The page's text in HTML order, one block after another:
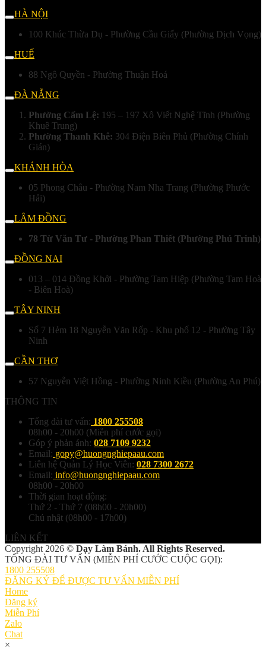
HÀ NỘI
100 Khúc Thừa Dụ - Phường Cầu Giấy (Phường Dịch Vọng)
HUẾ
88 Ngô Quyền - Phường Thuận Hoá
ĐÀ NẴNG
Phường Cẩm Lệ: 195 – 197 Xô Viết Nghệ Tĩnh (Phường
Khuê Trung)
Phường Thanh Khê: 304 Điện Biên Phủ (Phường Chính
Gián)
KHÁNH HÒA
05 Phong Châu - Phường Nam Nha Trang (Phường Phước
Hải)
LÂM ĐỒNG
78 Từ Văn Tư - Phường Phan Thiết (Phường Phú Trinh)
ĐỒNG NAI
013 – 014 Đồng Khởi - Phường Tam Hiệp (Phường Tam Hoà
- Biên Hoà)
TÂY NINH
Số 7 Hẻm 18 Nguyễn Văn Rốp - Khu phố 12 - Phường Tây
Ninh
CẦN THƠ
57 Nguyễn Việt Hồng - Phường Ninh Kiều (Phường An Phú)
THÔNG TIN
Tổng đài tư vấn: 1800 255508
08h00 - 20h00 (Miễn phí cước gọi)
Góp ý phản ánh: 028 7109 9232
Email: gopy@huongnghiepaau.com
Liên hệ Quản Lý Học Viên: 028 7300 2672
Email: info@huongnghiepaau.com
08h00 - 20h00
Thời gian hoạt động:
Thứ 2 - Thứ 7 (08h00 - 20h00)
Chủ nhật (08h00 - 17h00)
LIÊN KẾT
Copyright 2026 © Dạy Làm Bánh. All Rights Reserved.
TỔNG ĐÀI TƯ VẤN (MIỄN PHÍ CƯỚC CUỘC GỌI):
1800 255508
ĐĂNG KÝ ĐỂ ĐƯỢC TƯ VẤN MIỄN PHÍ
Home
Đăng ký
Miễn Phí
Zalo
Chat
×